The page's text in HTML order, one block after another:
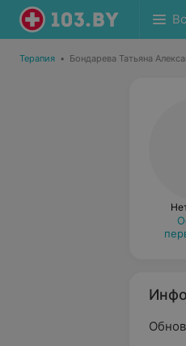
Терапия • Бондарева Татьяна
Инфо